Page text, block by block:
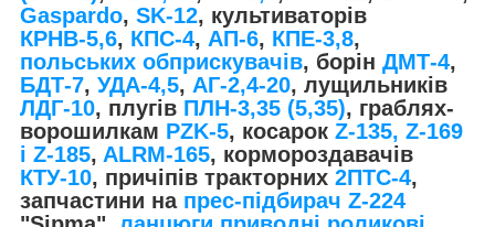
Gaspardo, SK-12, культиваторів
КРНВ-5,6, КПС-4, АП-6, КПЕ-3,8,
польських обприскувачів, борін ДМТ-4,
БДТ-7, УДА-4,5, АГ-2,4-20, лущильників
ЛДГ-10, плугів ПЛН-3,35 (5,35), граблях-
ворошилкам PZK-5, косарок Z-135, Z-169
і Z-185, ALRM-165, кормороздавачів
КТУ-10, причіпів тракторних 2ПТС-4,
запчастини на прес-підбирач Z-224